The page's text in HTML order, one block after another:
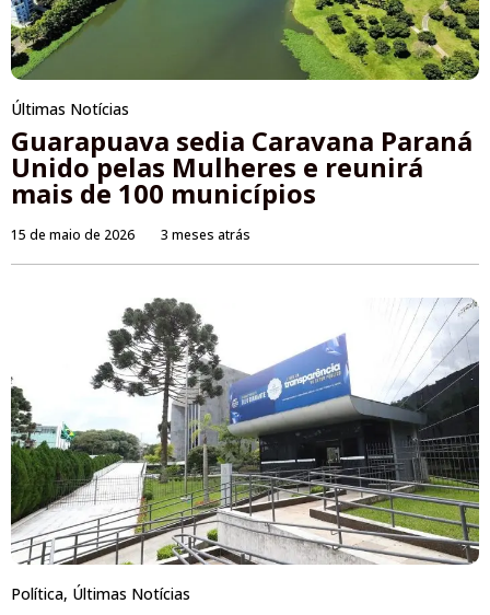
Últimas Notícias
Guarapuava sedia Caravana Paraná
Unido pelas Mulheres e reunirá
mais de 100 municípios
15 de maio de 2026 3 meses atrás
Política, Últimas Notícias